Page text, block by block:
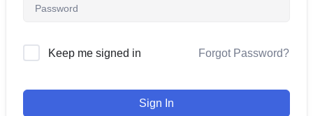
Keep me signed in Forgot Password?
Sign In